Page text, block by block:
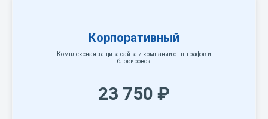
Корпоративный
Комплексная защита сайта и компании от штрафов и
блокировок
23 750 ₽